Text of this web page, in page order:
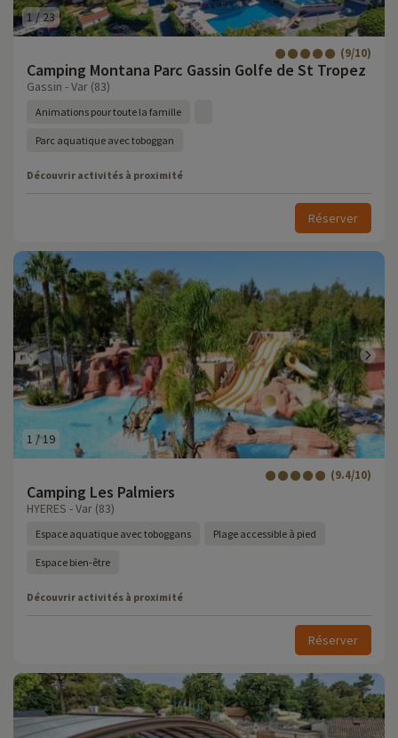
1 /23
Camping Montana Parc Gassin Golfe de St Tropez
(9/10)
Gassin - Var (83)
Animations pour toute la famille
Parc aquatique avec toboggan
Découvrir activités à proximité
Réserver
1 /19
Camping Les Palmiers
(9.4/10)
HYERES - Var (83)
Espace aquatique avec toboggans Plage accessible à pied
Espace bien-être
Découvrir activités à proximité
Réserver